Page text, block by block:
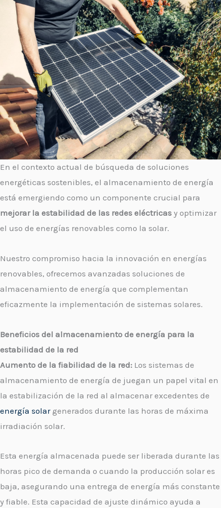
En el contexto actual de búsqueda de soluciones
energéticas sostenibles, el almacenamiento de energía
está emergiendo como un componente crucial para
mejorar la estabilidad de las redes eléctricas y optimizar
el uso de energías renovables como la solar.
Nuestro compromiso hacia la innovación en energías
renovables, ofrecemos avanzadas soluciones de
almacenamiento de energía que complementan
eficazmente la implementación de sistemas solares.
Beneficios del almacenamiento de energía para la
estabilidad de la red
Aumento de la fiabilidad de la red: Los sistemas de
almacenamiento de energía de juegan un papel vital en
la estabilización de la red al almacenar excedentes de
energía solargenerados durante las horas de máxima
irradiación solar.
Esta energía almacenada puede ser liberada durante las
horas pico de demanda o cuando la producción solar es
baja, asegurando una entrega de energía más constante
y fiable. Esta capacidad de ajuste dinámico ayuda a